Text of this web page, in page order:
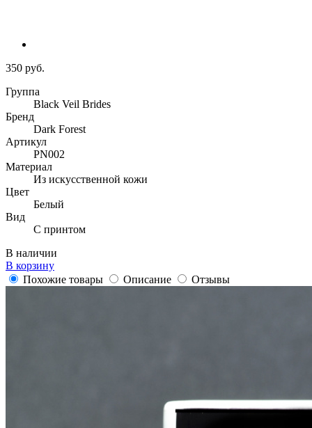
350 руб.
Группа
Black Veil Brides
Бренд
Dark Forest
Артикул
PN002
Материал
Из искусственной кожи
Цвет
Белый
Вид
С принтом
В наличии
В корзину
Похожие товары
Описание Отзывы